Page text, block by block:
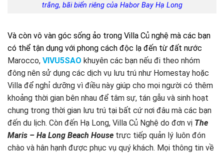
trắng, bãi biển riêng của Habor Bay Hạ Long
Và còn vô vàn góc sống ảo trong Villa Củ nghệ mà các bạn
có thể tận dụng với phong cách độc lạ đến từ đất nước
Marocco, VIVU5SAO khuyên các bạn nếu đi theo nhóm
đông nên sử dụng các dịch vụ lưu trú như Homestay hoặc
Villa để nghỉ dưỡng vì điều này giúp cho mọi người có thêm
khoảng thời gian bên nhau để tâm sự, tán gẫu và sinh hoạt
chung trong thời gian lưu trú tại bất cứ nơi đâu mà các bạn
đến du lịch. Còn đến Hạ Long, Villa Củ Nghệ do đơn vị The
Maris – Ha Long Beach House trực tiếp quản lý luôn đón
chào và hân hạnh được phục vụ quý khách. Mọi thông tin về